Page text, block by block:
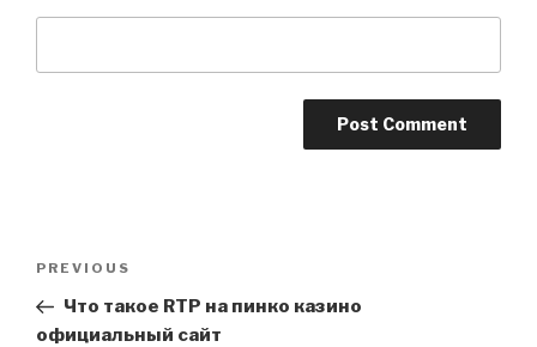
Previous
Post
PREVIOUS
Что такое RTP на пинко казино
официальный сайт